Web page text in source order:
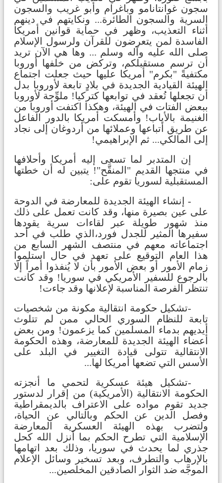
سجون غوانتانامو وباغرام وأبو غريب والسجون
السرية والسجون الطائرة... ونكايتهم في دينهم
أثناء التعذيب، وظهر في حماية قوانين أمريكا
الفاسدة لمن يتعرضون للقرآن ولرسول الإسلام
صلى الله عليه وآله وسلم ... وها هي الآن تريد
أن ترسم مستقبلكم، وتركض من خلفها أوروبا
مكتفيةً "بكرم" أمريكا عليها حيث جعلت اجتماع
الهيئة القيادية الجديدة في بلادٍ تابعة لأوروبا بدل
أن تجعلها تُعقد في توابعها كتركيا! ملوِّحة لأوروبا
ببعض الفتات في الهيئة، وهكذا اكتفت أوروبا من
الغنيمة بالأياب! وأمسكت أمريكا بالدور الفاعل
عن طريق أتباعها وعملائها من أردوغان إلى نجاد
إلى المالكي... ثم الإبراهيمي!
إن المتدبر لما تسعى إليه أمريكا وأحلافها
في منتجها القديم "المنقَّح"! يتبين له أن خطتها
المستقبلية لسوريا تقوم على:
- إنشاء الهيئة الجديدة للمعارضة في الدوحة
على عين بصيرة منها، وقد كانت تعمل على ذلك
منذ شهور طويلة عبر لقاءات سرية يقودها
سفيرها المثير للجدل فورد، الذي طلب في أحد
اجتماعاته معهم في منتصف الشهر السابع من
هذا العام التوقيع على تعهد في حال استلموا
زمام الأمور أو بعض الأمور بأن لا يُنفذوا أمراً إلا
بالرجوع للسفير الأمريكي في سوريا! وقد كانت
تنتظر الفرصة المناسبة لإعلانها وقد جاءت!
-تشكيل حكومة انتقالية مكونة من شخصيات
تابعة للنظام السوري الحالي ممن لم تتلوث
أيديهم بدماء المسلمين كما يزعمون! ومن بعض
أعضاء الهيئة الجديدة للمعارضة، وهذه الحكومة
الانتقالية تتولى قيادة التغيير في البلد على
الأسس التي تضعها أمريكا لها...
-تشكيل هيئة عسكرية لتحمي ما أنجزته
الحكومة الانتقالية (الأمريكية) من إقرار لدستور
جديد تقوم مواده على الاعتراف بالديمقراطية
وفصل الدين عن الحكم وبالتالي عن الحياة،
ولتضرب بهذه الهيئة العسكرية المعارضة
الإسلامية التي تطرح الحكم بما أنزل الله كحل
جذري لما يحدث في سوريا، وذلك بعد اتهامها
بالإرهاب والتطرف، وبعد تسخير وسائل الإعلام
الموجَّه ضد الثوار الصادقين المخلصين...